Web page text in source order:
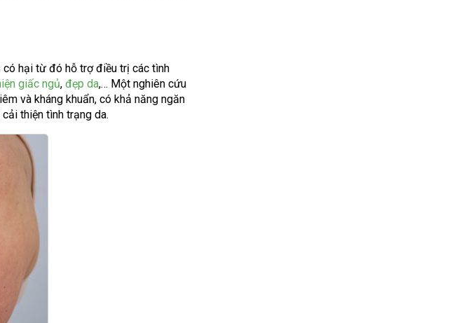
có hại từ đó hỗ trợ điều trị các tình
giấc ngủ, đẹp da,… Một nghiên cứu
và kháng khuẩn, có khả năng ngăn
thiện tình trạng da.